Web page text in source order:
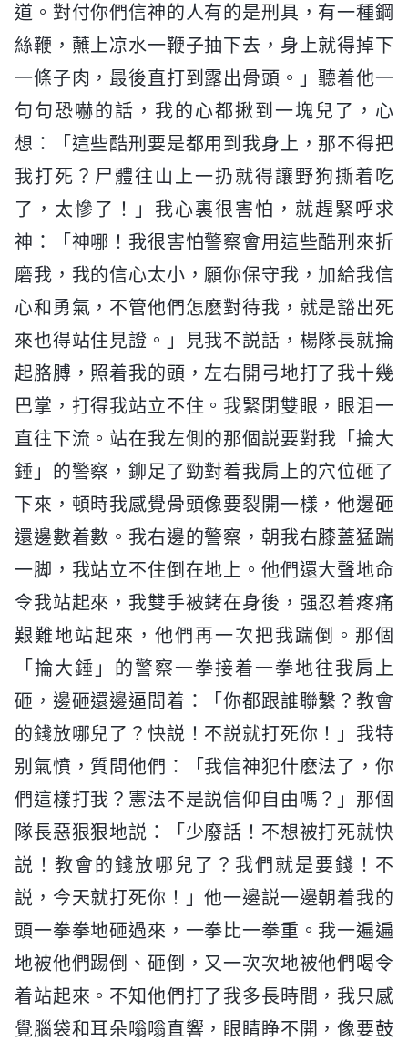
道。對付你們信神的人有的是刑具，有一種鋼
絲鞭，蘸上凉水一鞭子抽下去，身上就得掉下
一條子肉，最後直打到露出骨頭。」聽着他一
句句恐嚇的話，我的心都揪到一塊兒了，心
想：「這些酷刑要是都用到我身上，那不得把
我打死？尸體往山上一扔就得讓野狗撕着吃
了，太慘了！」我心裏很害怕，就趕緊呼求
神：「神哪！我很害怕警察會用這些酷刑來折
磨我，我的信心太小，願你保守我，加給我信
心和勇氣，不管他們怎麽對待我，就是豁出死
來也得站住見證。」見我不説話，楊隊長就掄
起胳膊，照着我的頭，左右開弓地打了我十幾
巴掌，打得我站立不住。我緊閉雙眼，眼泪一
直往下流。站在我左側的那個説要對我「掄大
錘」的警察，鉚足了勁對着我肩上的穴位砸了
下來，頓時我感覺骨頭像要裂開一樣，他邊砸
還邊數着數。我右邊的警察，朝我右膝蓋猛踹
一脚，我站立不住倒在地上。他們還大聲地命
令我站起來，我雙手被銬在身後，强忍着疼痛
艱難地站起來，他們再一次把我踹倒。那個
「掄大錘」的警察一拳接着一拳地往我肩上
砸，邊砸還邊逼問着：「你都跟誰聯繫？教會
的錢放哪兒了？快説！不説就打死你！」我特
别氣憤，質問他們：「我信神犯什麽法了，你
們這樣打我？憲法不是説信仰自由嗎？」那個
隊長惡狠狠地説：「少廢話！不想被打死就快
説！教會的錢放哪兒了？我們就是要錢！不
説，今天就打死你！」他一邊説一邊朝着我的
頭一拳拳地砸過來，一拳比一拳重。我一遍遍
地被他們踢倒、砸倒，又一次次地被他們喝令
着站起來。不知他們打了我多長時間，我只感
覺腦袋和耳朵嗡嗡直響，眼睛睁不開，像要鼓